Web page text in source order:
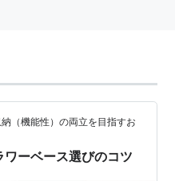
（機能性）の両立を目指すお
ーベース選びのコツ